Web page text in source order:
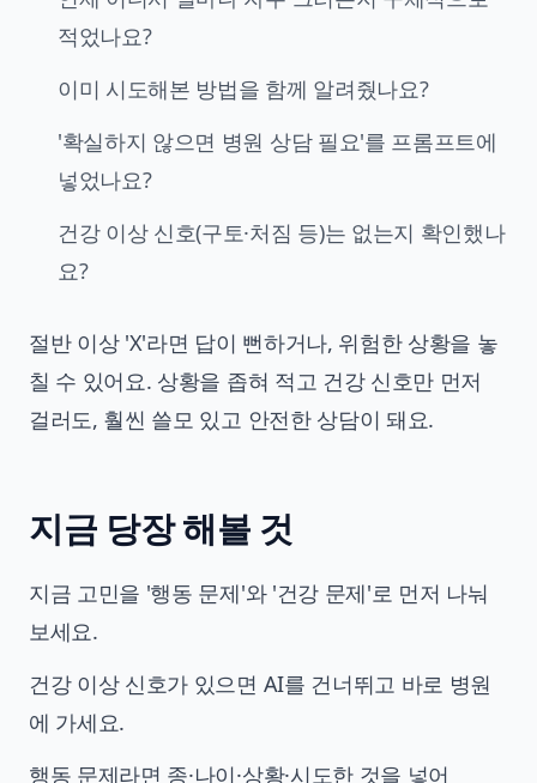
적었나요?
이미 시도해본 방법을 함께 알려줬나요?
'확실하지 않으면 병원 상담 필요'를 프롬프트에
넣었나요?
건강 이상 신호(구토·처짐 등)는 없는지 확인했나
요?
절반 이상 'X'라면 답이 뻔하거나, 위험한 상황을 놓
칠 수 있어요. 상황을 좁혀 적고 건강 신호만 먼저
걸러도, 훨씬 쓸모 있고 안전한 상담이 돼요.
지금 당장 해볼 것
지금 고민을 '행동 문제'와 '건강 문제'로 먼저 나눠
보세요.
건강 이상 신호가 있으면 AI를 건너뛰고 바로 병원
에 가세요.
행동 문제라면 종·나이·상황·시도한 것을 넣어